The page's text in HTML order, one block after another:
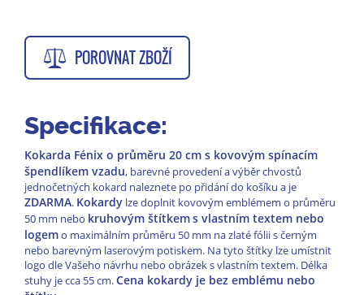
POROVNAT ZBOŽÍ
Specifikace:
Kokarda Fénix o průměru 20 cm s kovovým spínacím
špendlíkem vzadu, barevné provedení a výběr chvostů
jednočetných kokard naleznete po přidání do košíku a je
ZDARMA. Kokardy lze doplnit kovovým emblémem o průměru
50 mm nebo kruhovým štítkems vlastním textem nebo
logemo maximálním průměru 50 mm na zlaté fólii s černým
nebo barevným laserovým potiskem. Na tyto štítky lze umístnit
logo dle Vašeho návrhu nebo obrázek s vlastním textem. Délka
stuhy je cca 55 cm.Cena kokardy je bez emblému nebo